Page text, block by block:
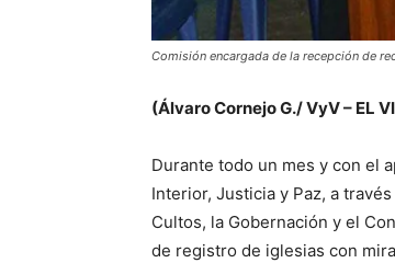
Comisión encargada de la recepción de
(Álvaro Cornejo G./ VyV – EL
Durante todo un mes y con el
Interior, Justicia y Paz, a
Cultos, la Gobernación y el
de registro de iglesias con